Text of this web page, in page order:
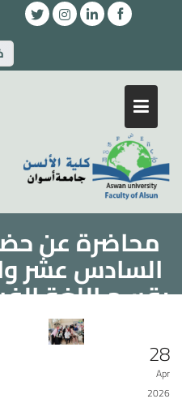
محاضرة عن
السادس عشر
بقسم اللغة
الآداب
28
Apr
2026